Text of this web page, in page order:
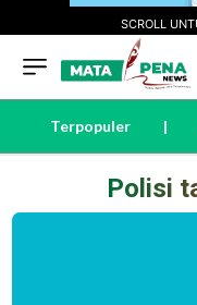
SCROLL
Terpopuler |
Polisi